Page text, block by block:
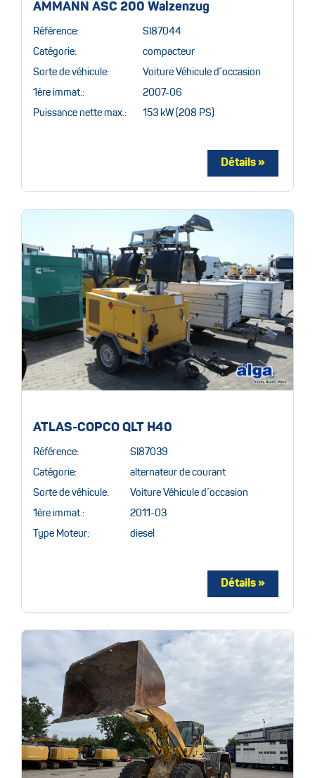
AMMANN ASC 200 Walzenzug
Référence: SI87044
Catégorie: compacteur
Sorte de véhicule: Voiture Véhicule d´occasion
1ère immat.: 2007-06
Puissance nette max.: 153 kW (208 PS)
ATLAS-COPCO QLT H40
Référence: SI87039
Catégorie: alternateur de courant
Sorte de véhicule: Voiture Véhicule d´occasion
1ère immat.: 2011-03
Type Moteur: diesel